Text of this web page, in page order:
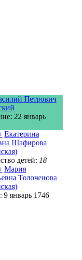
Петрович
22 январь
Екатерина
Шафирова
детей: 18
Мария
Толоченова
9 январь 1746